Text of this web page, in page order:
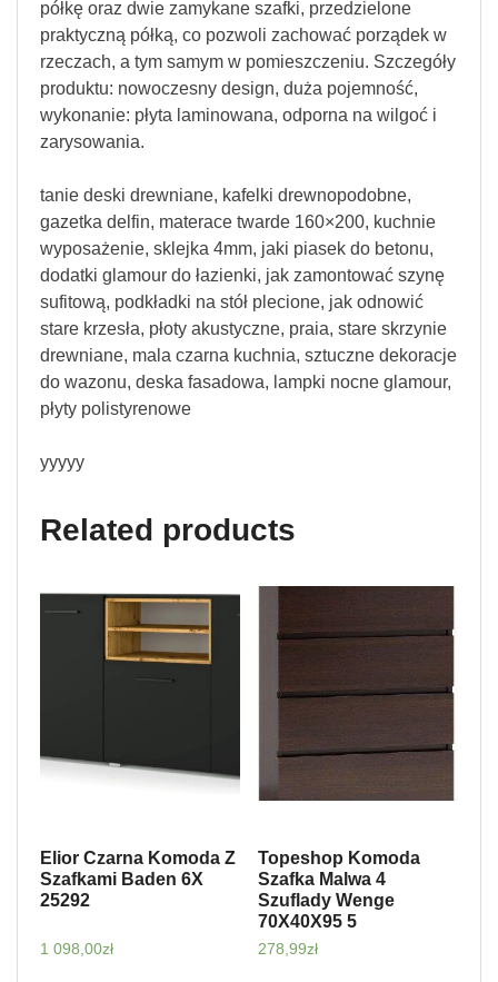
półkę oraz dwie zamykane szafki, przedzielone
praktyczną półką, co pozwoli zachować porządek w
rzeczach, a tym samym w pomieszczeniu. Szczegóły
produktu: nowoczesny design, duża pojemność,
wykonanie: płyta laminowana, odporna na wilgoć i
zarysowania.
tanie deski drewniane, kafelki drewnopodobne,
gazetka delfin, materace twarde 160×200, kuchnie
wyposażenie, sklejka 4mm, jaki piasek do betonu,
dodatki glamour do łazienki, jak zamontować szynę
sufitową, podkładki na stół plecione, jak odnowić
stare krzesła, płoty akustyczne, praia, stare skrzynie
drewniane, mala czarna kuchnia, sztuczne dekoracje
do wazonu, deska fasadowa, lampki nocne glamour,
płyty polistyrenowe
yyyyy
Related products
Elior Czarna Komoda Z
Szafkami Baden 6X
25292
1 098,00zł
Topeshop Komoda
Szafka Malwa 4
Szuflady Wenge
70X40X95 5
278,99zł